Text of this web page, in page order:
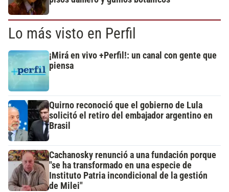
Lo más visto en Perfil
¡Mirá en vivo +Perfil!: un canal con gente que
piensa
Quirno reconoció que el gobierno de Lula
solicitó el retiro del embajador argentino en
Brasil
Cachanosky renunció a una fundación porque
"se ha transformado en una especie de
Instituto Patria incondicional de la gestión
de Milei"